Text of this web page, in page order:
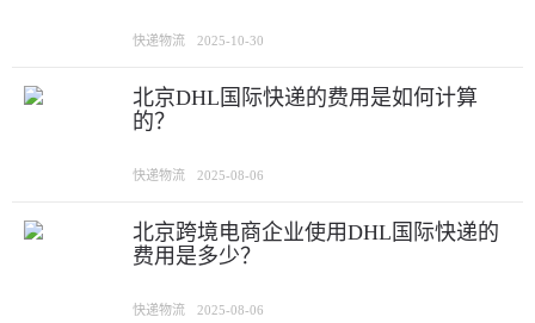
快递物流 2025-10-30
北京DHL国际快递的费用是如何计算
的？
快递物流 2025-08-06
北京跨境电商企业使用DHL国际快递的
费用是多少？
快递物流 2025-08-06